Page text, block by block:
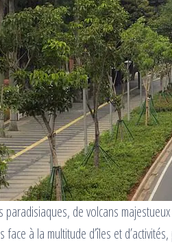
paradisiaques, de volcans
à la multitude d’îles et